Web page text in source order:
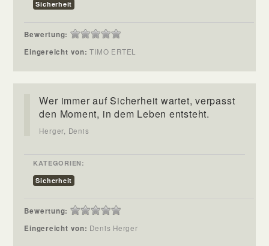
Sicherheit
Bewertung:
Eingereicht von:TIMO ERTEL
Wer immer auf Sicherheit wartet, verpasst
den Moment, in dem Leben entsteht.
Herger, Denis
KATEGORIEN:
Sicherheit
Bewertung:
Eingereicht von: Denis Herger